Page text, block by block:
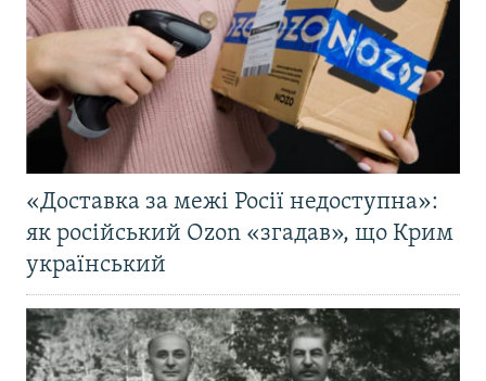
«Доставка за межі Росії недоступна»:
як російський Ozon «згадав», що Крим
український